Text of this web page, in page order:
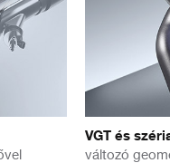
VGT és
változó